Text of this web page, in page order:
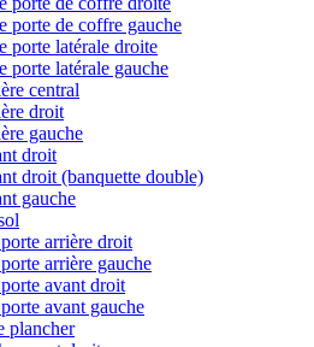
porte de coffre gauche
porte latérale droite
porte latérale gauche
central
droit
gauche
droit
droit (banquette double)
gauche
arrière droit
arrière gauche
avant droit
avant gauche
plancher